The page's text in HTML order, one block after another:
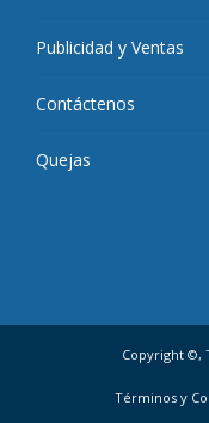
Publicidad y Ventas
Contáctenos
Quejas
Copyright ©,
Términos y